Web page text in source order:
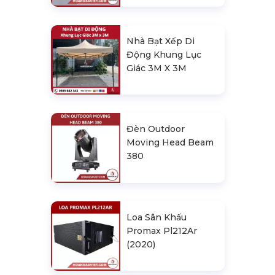
Nhà Bạt Xếp Di
Động Khung Lục
Giác 3M X 3M
Đèn Outdoor
Moving Head Beam
380
Loa Sân Khấu
Promax Pl212Ar
(2020)